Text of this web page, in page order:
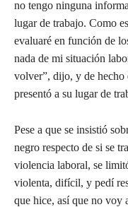
no tengo ninguna
lugar de trabajo. Como
evaluaré en función de
nada de mi situación
volver”, dijo, y de hecho
presentó a su lugar de
Pese a que se insistió
negro respecto de si se
violencia laboral, se
violenta, difícil, y pedí
que hice, así que no voy